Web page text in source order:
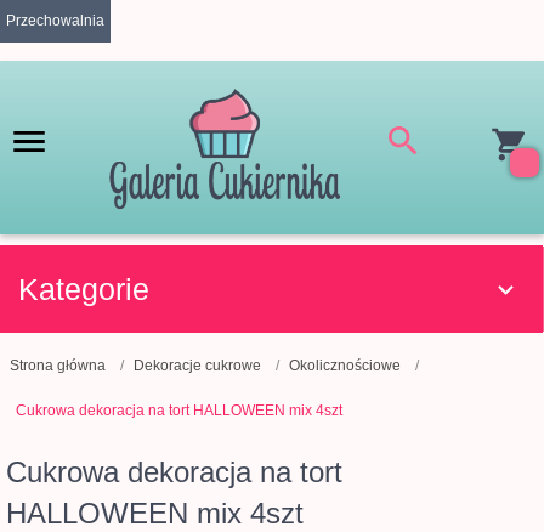
Przechowalnia
Kategorie
Strona główna Dekoracje cukrowe Okolicznościowe
Cukrowa dekoracja na tort HALLOWEEN mix 4szt
Cukrowa dekoracja na tort
HALLOWEEN mix 4szt